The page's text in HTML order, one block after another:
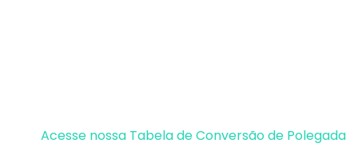
Acesse nossa Tabela de Conversão de Polegada